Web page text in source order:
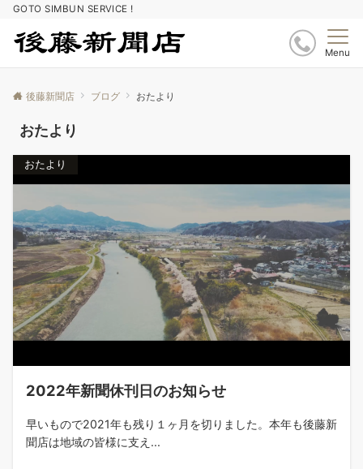
GOTO SIMBUN SERVICE !
Menu
後藤新聞店 ブログ おたより
おたより
おたより
2022年新聞休刊日のお知らせ
早いもので2021年も残り１ヶ月を切りました。本年も後藤新
聞店は地域の皆様に支え...